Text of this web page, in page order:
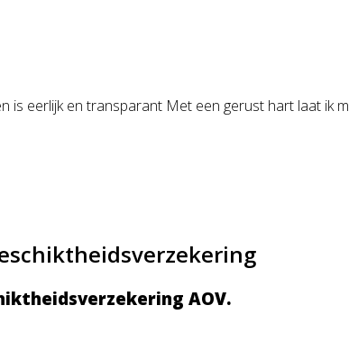
is eerlijk en transparant Met een gerust hart laat ik
AOV.